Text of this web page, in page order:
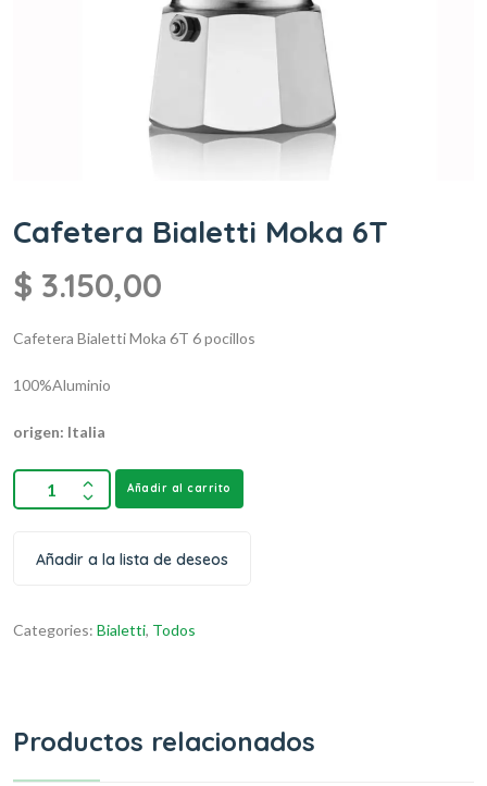
Cafetera Bialetti Moka 6T
$ 3.150,00
Cafetera Bialetti Moka 6T 6 pocillos
100%Aluminio
origen: Italia
Añadir al carrito
Añadir a la lista de deseos
Categories: Bialetti, Todos
Productos relacionados